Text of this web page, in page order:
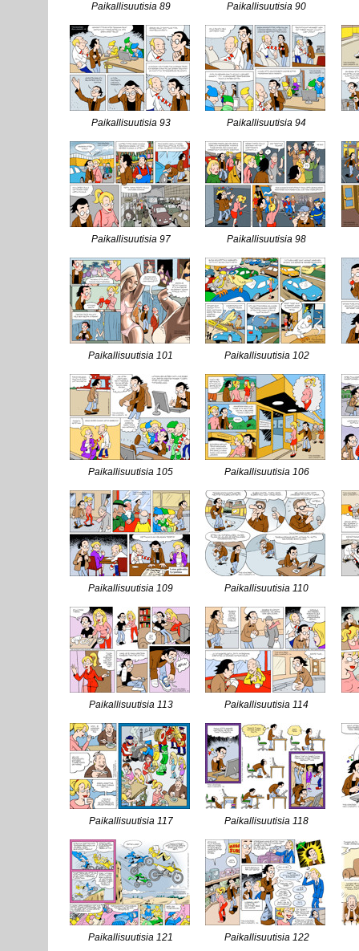
Paikallisuutisia 89 Paikallisuutisia 90
Paikallisuutisia 93 Paikallisuutisia 94
Paikallisuutisia 97 Paikallisuutisia 98
Paikallisuutisia 101 Paikallisuutisia 102
Paikallisuutisia 105 Paikallisuutisia 106
Paikallisuutisia 109 Paikallisuutisia 110
Paikallisuutisia 113 Paikallisuutisia 114
Paikallisuutisia 117 Paikallisuutisia 118
Paikallisuutisia 121 Paikallisuutisia 122